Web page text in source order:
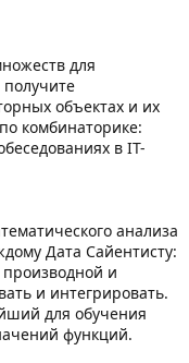
для
объектах и их
комбинаторике:
в IT-
анализа
Дата Сайентисту:
и
и интегрировать.
для обучения
функций.